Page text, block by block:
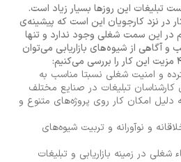
تبلیغات این روزها بسیار زیاد است.
در نزد کارجویان این است که پیشینه‌ی
این سمت شغلی وجود ندارد و تنها
آگاهی از شیوه‌های بازاریابی می‌توان
و امنیت شغلی نسبتا مناسب به
کارشناسان تبلیغات در صنایع مختلف
دلیل امکان کار روی پروژه‌های متنوع و
و نوآورانه و تربیت شیوه‌های
شغلی در زمینه بازاریابی و تبلیغات